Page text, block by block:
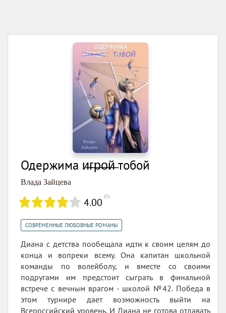
Одержима и̶г̶р̶о̶й̶ тобой
Влада Зайцева
4.00 (5)
СОВРЕМЕННЫЕ ЛЮБОВНЫЕ РОМАНЫ
Диана с детства пообещала идти к своим целям до
конца и вопреки всему. Она капитан школьной
команды по волейболу, и вместе со своими
подругами им предстоит сыграть в финальной
встрече с вечным врагом - школой №42. Победа в
этом турнире дает возможность выйти на
Всероссийский уровень. И Диана не готова отдавать